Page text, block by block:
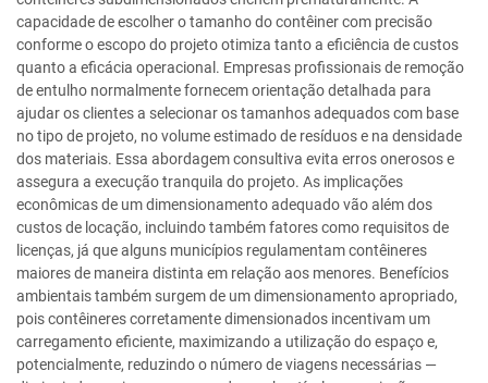
capacidade de escolher o tamanho do contêiner com precisão
conforme o escopo do projeto otimiza tanto a eficiência de custos
quanto a eficácia operacional. Empresas profissionais de remoção
de entulho normalmente fornecem orientação detalhada para
ajudar os clientes a selecionar os tamanhos adequados com base
no tipo de projeto, no volume estimado de resíduos e na densidade
dos materiais. Essa abordagem consultiva evita erros onerosos e
assegura a execução tranquila do projeto. As implicações
econômicas de um dimensionamento adequado vão além dos
custos de locação, incluindo também fatores como requisitos de
licenças, já que alguns municípios regulamentam contêineres
maiores de maneira distinta em relação aos menores. Benefícios
ambientais também surgem de um dimensionamento apropriado,
pois contêineres corretamente dimensionados incentivam um
carregamento eficiente, maximizando a utilização do espaço e,
potencialmente, reduzindo o número de viagens necessárias —